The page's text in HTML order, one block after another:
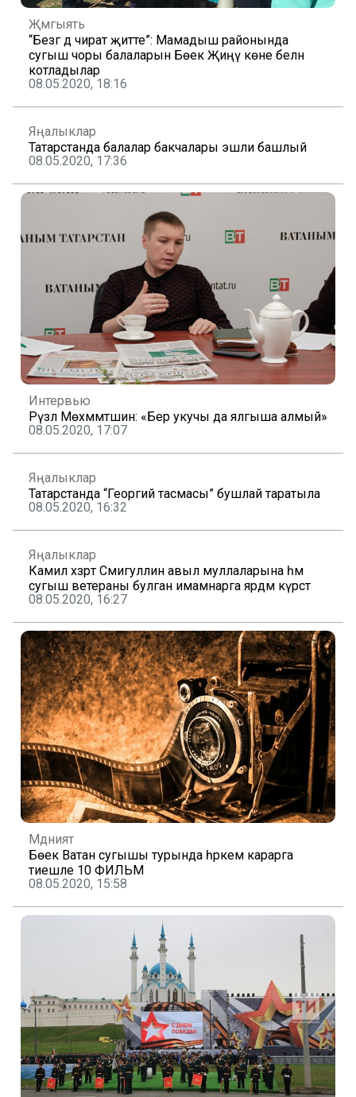
Җәмгыять
“Безгә дә чират җитте”: Мамадыш районында
сугыш чоры балаларын Бөек Җиңү көне белән
котладылар
08.05.2020, 18:16
Яңалыклар
Татарстанда балалар бакчалары эшли башлый
08.05.2020, 17:36
Интервью
Рүзәл Мөхәммәтшин: «Бер укучы да ялгыша алмый»
08.05.2020, 17:07
Яңалыклар
Татарстанда “Георгий тасмасы” бушлай таратыла
08.05.2020, 16:32
Яңалыклар
Камил хәзрәт Сәмигуллин авыл муллаларына һәм
сугыш ветераны булган имамнарга ярдәм күрсәтә
08.05.2020, 16:27
Мәдәният
Бөек Ватан сугышы турында һәркем карарга
тиешле 10 ФИЛЬМ
08.05.2020, 15:58